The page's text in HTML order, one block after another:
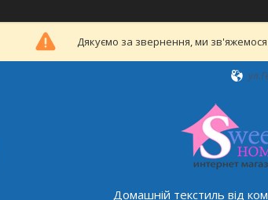
Дякуємо за звернення, ми
Домашній текстиль від